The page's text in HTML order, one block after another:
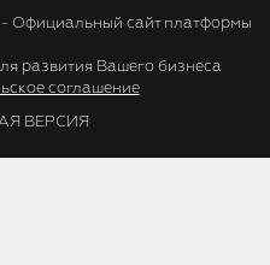
- Официальный сайт платформы
развития Вашего бизнеса
соглашение
ВЕРСИЯ